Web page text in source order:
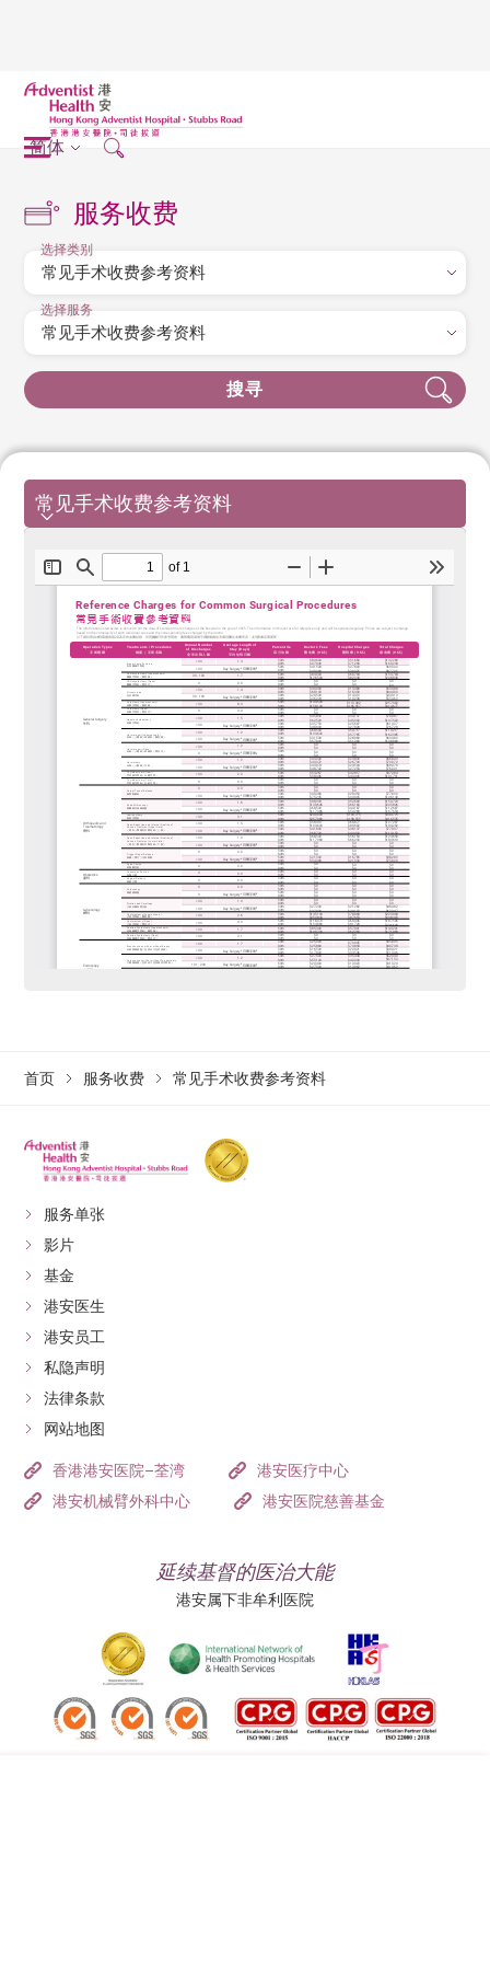
简体
服务收费
选择类别
选择服务
搜寻
常见手术收费参考资料
常见手术收费参考资料
首页 服务收费 常见手术收费参考资料
服务单张
影片
基金
港安医生
港安员工
私隐声明
法律条款
网站地图
香港港安医院–荃湾
港安医疗中心
港安机械臂外科中心
港安医院慈善基金
延续基督的医治大能
港安属下非牟利医院